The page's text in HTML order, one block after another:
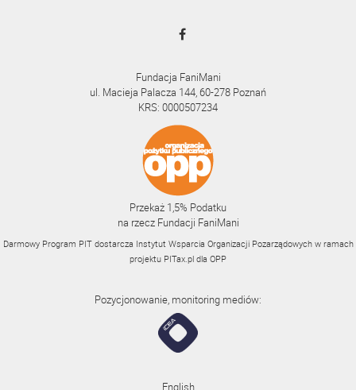
Fundacja FaniMani
ul. Macieja Palacza 144, 60-278 Poznań
KRS: 0000507234
Przekaż 1,5% Podatku
na rzecz Fundacji FaniMani
Darmowy Program PIT dostarcza Instytut Wsparcia Organizacji Pozarządowych w ramach
projektu PITax.pl dla OPP
Pozycjonowanie, monitoring mediów:
English